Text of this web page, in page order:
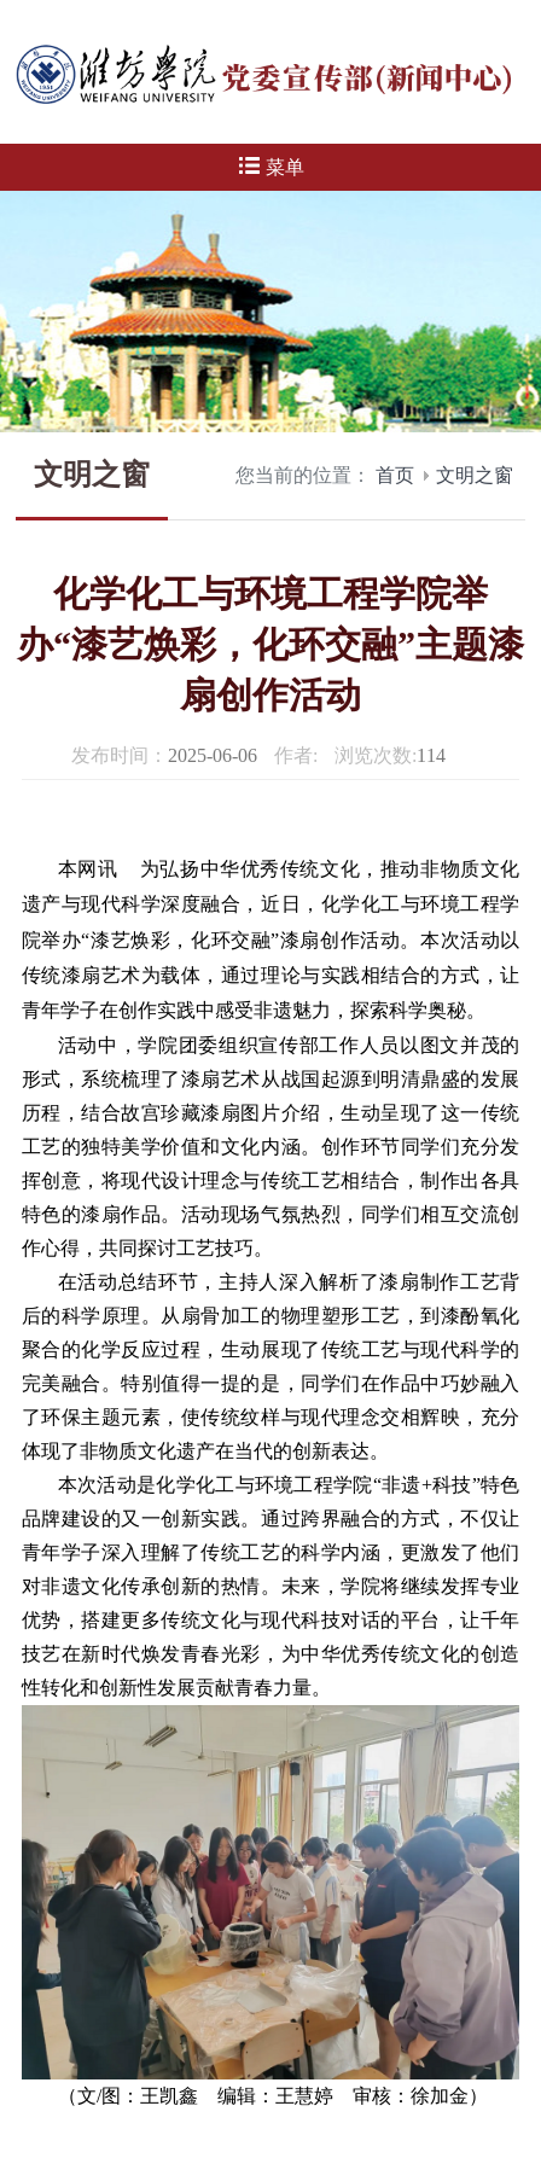
菜单
文明之窗 您当前的位置： 首页 文明之窗
化学化工与环境工程学院举
办“漆艺焕彩，化环交融”主题漆
扇创作活动
发布时间： 2025-06-06 作者: 浏览次数:114
本网讯 为弘扬中华优秀传统文化，推动非物质文化
遗产与现代科学深度融合， 近日， 化学化工与环境工程学
院举办“漆艺焕彩，化环交融”漆扇创作活动。本次活动以
传统漆扇艺术为载体，通过理论与实践相结合的方式，让
青年学子在创作实践中感受非遗魅力，探索科学奥秘。
活动中，学院团委组织宣传部工作人员以图文并茂的
形式，系统梳理了漆扇艺术从战国起源到明清鼎盛的发展
历程，结合故宫珍藏漆扇图片介绍，生动呈现了这一传统
工艺的独特美学价值和文化内涵。创作环节同学们充分发
挥创意，将现代设计理念与传统工艺相结合，制作出各具
特色的漆扇作品。活动现场气氛热烈，同学们相互交流创
作心得，共同探讨工艺技巧。
在活动总结环节，主持人深入解析了漆扇制作工艺背
后的科学原理。从扇骨加工的物理塑形工艺，到漆酚氧化
聚合的化学反应过程，生动展现了传统工艺与现代科学的
完美融合。特别值得一提的是，同学们在作品中巧妙融入
了环保主题元素，使传统纹样与现代理念交相辉映，充分
体现了非物质文化遗产在当代的创新表达。
本次活动是化学化工与环境工程学院“非遗+科技”特色
品牌建设的又一创新实践。通过跨界融合的方式，不仅让
青年学子深入理解了传统工艺的科学内涵，更激发了他们
对非遗文化传承创新的热情。未来，学院将继续发挥专业
优势，搭建更多传统文化与现代科技对话的平台，让千年
技艺在新时代焕发青春光彩，为中华优秀传统文化的创造
性转化和创新性发展贡献青春力量。
（文/图：王凯鑫 编辑：王慧婷 审核：徐加金）